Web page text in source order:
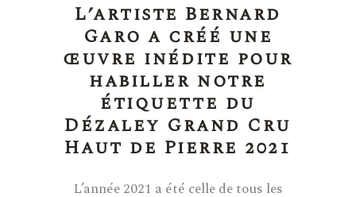
L’artiste Bernard
Garo a créé une
œuvre inédite pour
habiller notre
étiquette du
Dézaley Grand Cru
Haut de Pierre 2021
L’année 2021 a été celle de tous les